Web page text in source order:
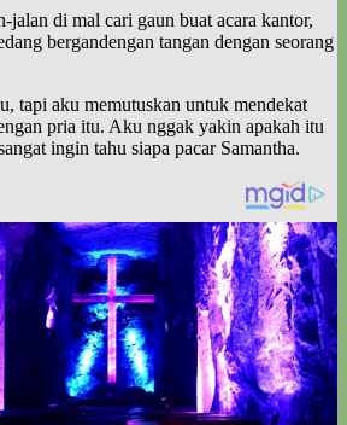
jalan di mal cari gaun buat acara kantor,
bergandengan tangan dengan seorang
tapi aku memutuskan untuk mendekat
pria itu. Aku nggak yakin apakah itu
ingin tahu siapa pacar Samantha.